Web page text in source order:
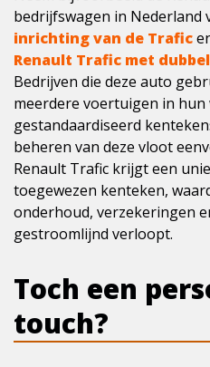
bedrijfswagen in Nederland
inrichting van de Trafic
Renault Trafic met
Bedrijven die deze auto
meerdere voertuigen in hun
gestandaardiseerd
beheren van deze vloot
Renault Trafic krijgt een
toegewezen kenteken,
onderhoud, verzekeringen
gestroomlijnd verloopt.
Toch een
touch?